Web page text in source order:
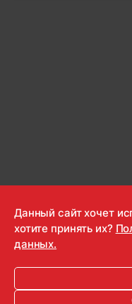
OOO "Радио-Любовь"
Данный сайт хочет
хотите принять их?
данных.